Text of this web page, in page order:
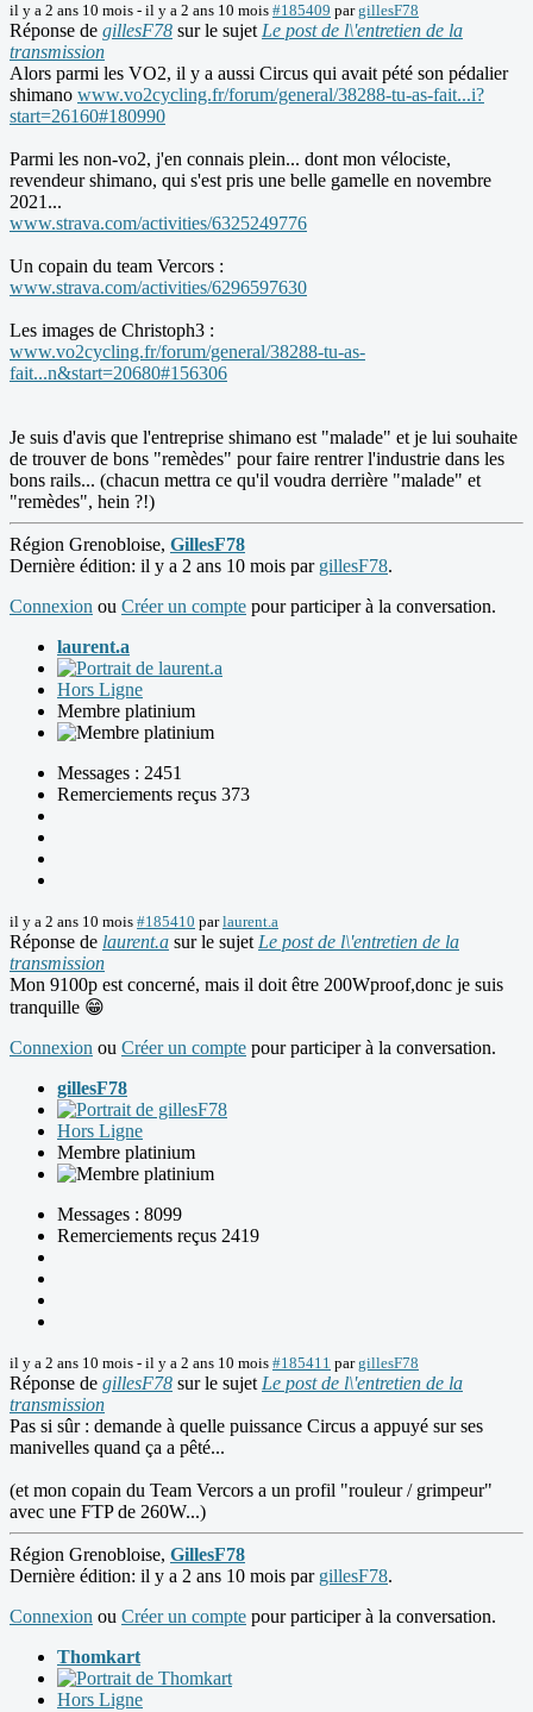
il y a 2 ans 10 mois - il y a 2 ans 10 mois #185409 pargillesF78
Réponse de gillesF78 sur le sujet Le post de l\'entretien de la
transmission
Alors parmi les VO2, il y a aussi Circus qui avait pété son pédalier
shimano www.vo2cycling.fr/forum/general/38288-tu-as-fait...i?
start=26160#180990
Parmi les non-vo2, j'en connais plein... dont mon vélociste,
revendeur shimano, qui s'est pris une belle gamelle en novembre
2021...
www.strava.com/activities/6325249776
Un copain du team Vercors :
www.strava.com/activities/6296597630
Les images de Christoph3 :
www.vo2cycling.fr/forum/general/38288-tu-as-
fait...n&start=20680#156306
Je suis d'avis que l'entreprise shimano est "malade" et je lui souhaite
de trouver de bons "remèdes" pour faire rentrer l'industrie dans les
bons rails... (chacun mettra ce qu'il voudra derrière "malade" et
"remèdes", hein ?!)
Région Grenobloise, GillesF78
Dernière édition: il y a 2 ans 10 mois par gillesF78.
Connexion ou Créer un compte pour participer à la conversation.
laurent.a
Hors Ligne
Membre platinium
Messages : 2451
Remerciements reçus 373
il y a 2 ans 10 mois #185410 parlaurent.a
Réponse de laurent.a sur le sujet Le post de l\'entretien de la
transmission
Mon 9100p est concerné, mais il doit être 200Wproof,donc je suis
tranquille 😁
Connexion ou Créer un compte pour participer à la conversation.
gillesF78
Hors Ligne
Membre platinium
Messages : 8099
Remerciements reçus 2419
il y a 2 ans 10 mois - il y a 2 ans 10 mois #185411 pargillesF78
Réponse de gillesF78 sur le sujet Le post de l\'entretien de la
transmission
Pas si sûr : demande à quelle puissance Circus a appuyé sur ses
manivelles quand ça a pêté...
(et mon copain du Team Vercors a un profil "rouleur / grimpeur"
avec une FTP de 260W...)
Région Grenobloise, GillesF78
Dernière édition: il y a 2 ans 10 mois par gillesF78.
Connexion ou Créer un compte pour participer à la conversation.
Thomkart
Hors Ligne